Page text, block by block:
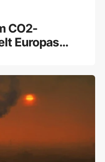
CO2-
Europas